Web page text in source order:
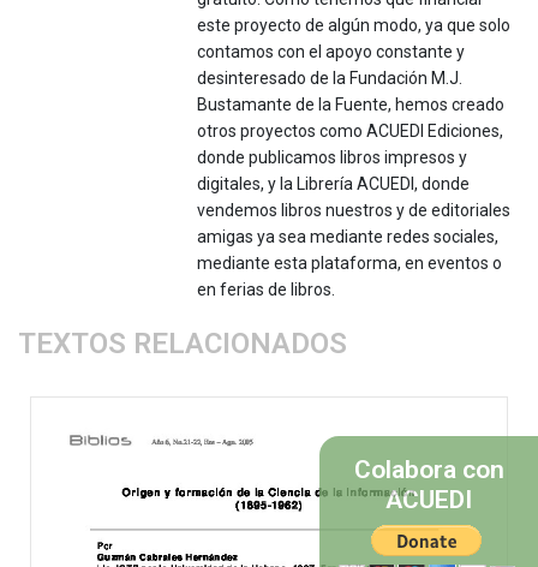
este proyecto de algún modo, ya que solo
contamos con el apoyo constante y
desinteresado de la Fundación M.J.
Bustamante de la Fuente, hemos creado
otros proyectos como ACUEDI Ediciones,
donde publicamos libros impresos y
digitales, y la Librería ACUEDI, donde
vendemos libros nuestros y de editoriales
amigas ya sea mediante redes sociales,
mediante esta plataforma, en eventos o
en ferias de libros.
TEXTOS RELACIONADOS
Colabora con
ACUEDI